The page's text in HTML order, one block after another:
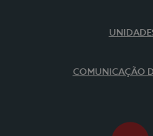
COMUNICAÇÃO